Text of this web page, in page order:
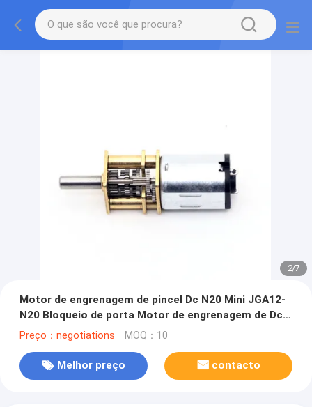
2/7
Motor de engrenagem de pincel Dc N20 Mini JGA12-
N20 Bloqueio de porta Motor de engrenagem de Dc
Motor de engrenagem de 12v
Preço：negotiations MOQ：10
Melhor preço contacto